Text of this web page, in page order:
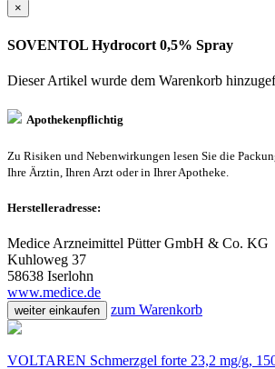
×
SOVENTOL Hydrocort 0,5% Spray
Dieser Artikel wurde dem Warenkorb
Apothekenpflichtig
Zu Risiken und Nebenwirkungen lesen Sie die
Ihre Ärztin, Ihren Arzt oder in Ihrer Apotheke.
Herstelleradresse:
Medice Arzneimittel Pütter GmbH & Co. KG
Kuhloweg 37
58638 Iserlohn
www.medice.de
weiter einkaufen zum Warenkorb
VOLTAREN Schmerzgel forte 23,2 mg/g,